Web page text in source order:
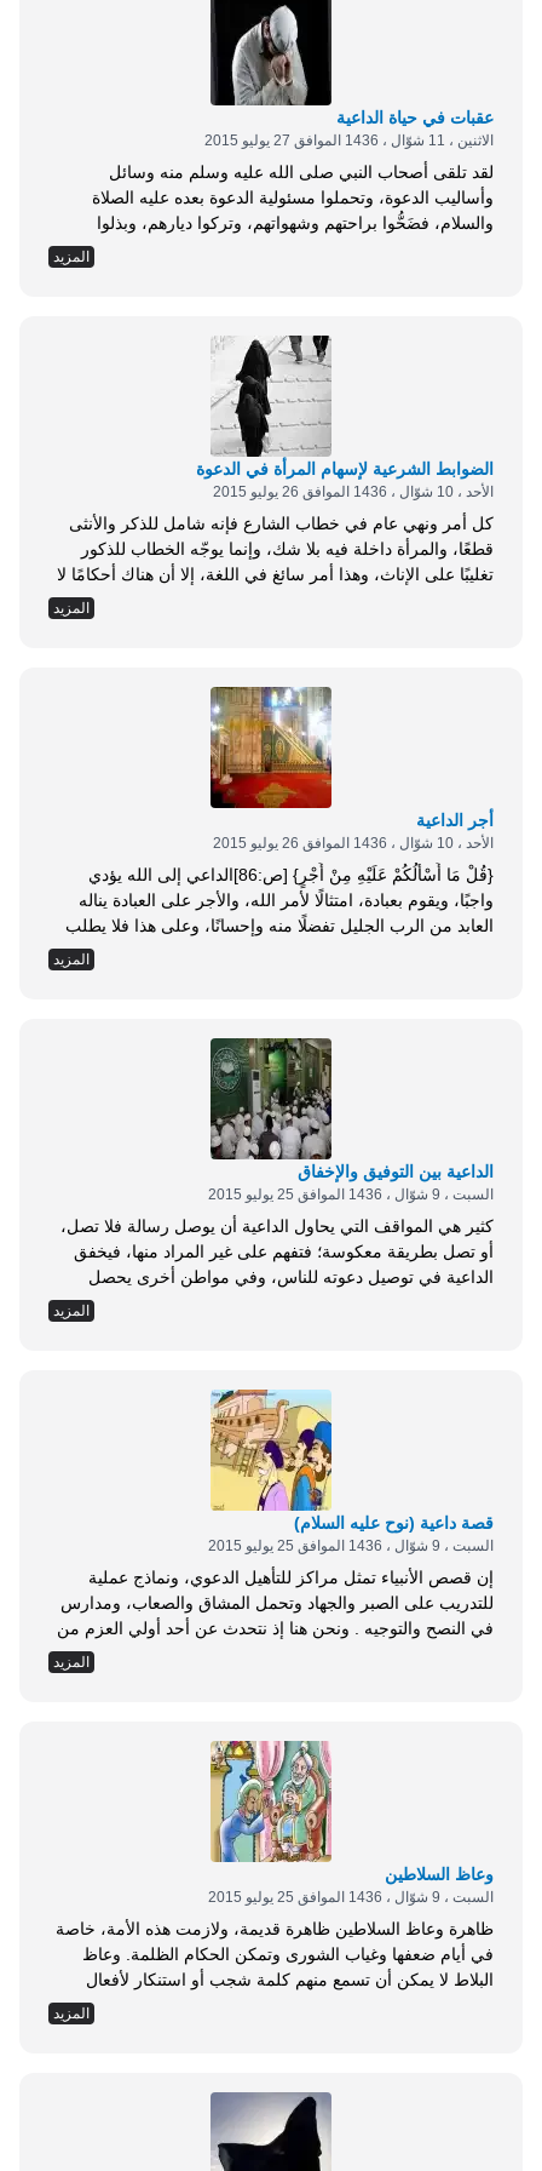
عقبات في حياة الداعية
الاثنين ، 11 شوّال ، 1436 الموافق 27 يوليو 2015
لقد تلقى أصحاب النبي صلى الله عليه وسلم منه وسائل
وأساليب الدعوة، وتحملوا مسئولية الدعوة بعده عليه الصلاة
والسلام، فضَحُّوا براحتهم وشهواتهم، وتركوا ديارهم، وبذلوا
أنفسهم وأموالهم وأوقاتهم لنشر الدين في العالم، فساروا دعاة
إلى الله عز وجل، يحملون (لا إله إلا الله) لتدخل كل بيت في
المزيد
الضوابط الشرعية لإسهام المرأة في الدعوة
الأحد ، 10 شوّال ، 1436 الموافق 26 يوليو 2015
كل أمر ونهي عام في خطاب الشارع فإنه شامل للذكر والأنثى
قطعًا، والمرأة داخلة فيه بلا شك، وإنما يوجّه الخطاب للذكور
تغليبًا على الإناث، وهذا أمر سائغ في اللغة، إلا أن هناك أحكامًا لا
خلاف في اختصاصها بالرجال . وقال العلامة ابن باز رحمه الله
تعالى في رده على سؤال: عن المرأة والدعوة إلى الله، ماذا
المزيد
أجر الداعية
الأحد ، 10 شوّال ، 1436 الموافق 26 يوليو 2015
{قُلْ مَا أَسْأَلُكُمْ عَلَيْهِ مِنْ أَجْرٍ} [ص:86]الداعي إلى الله يؤدي
واجبًا، ويقوم بعبادة، امتثالًا لأمر الله، والأجر على العبادة يناله
العابد من الرب الجليل تفضلًا منه وإحسانًا، وعلى هذا فلا يطلب
الداعي من أحد من الخلق أجرًا على دعوته، ولا مالًا ولا ثناءً ولا
جاهًا، ولا أي عوض من الأعواض المادية أو المعنوية، قال تعالى
المزيد
الداعية بين التوفيق والإخفاق
السبت ، 9 شوّال ، 1436 الموافق 25 يوليو 2015
كثير هي المواقف التي يحاول الداعية أن يوصل رسالة فلا تصل،
أو تصل بطريقة معكوسة؛ فتفهم على غير المراد منها، فيخفق
الداعية في توصيل دعوته للناس، وفي مواطن أخرى يحصل
التوفيق الكبير من الله تعالى، فما كان يظن الداعية أن رسالته
ستبلغ ما بلغت، وأنها ستثمر كل هذا الخير. عن أبي هاشم الرماني
المزيد
قصة داعية (نوح عليه السلام)
السبت ، 9 شوّال ، 1436 الموافق 25 يوليو 2015
إن قصص الأنبياء تمثل مراكز للتأهيل الدعوي، ونماذج عملية
للتدريب على الصبر والجهاد وتحمل المشاق والصعاب، ومدارس
في النصح والتوجيه . ونحن هنا إذ نتحدث عن أحد أولي العزم من
الرسل، أرسله الله إلى قومه ليدعوهم إلى الإيمان وإخلاص
العبادة لله وحده، وترك الشرك والآلهة المصطنعة، وأن يطيعوا
المزيد
وعاظ السلاطين
السبت ، 9 شوّال ، 1436 الموافق 25 يوليو 2015
ظاهرة وعاظ السلاطين ظاهرة قديمة، ولازمت هذه الأمة، خاصة
في أيام ضعفها وغياب الشورى وتمكن الحكام الظلمة. وعاظ
البلاط لا يمكن أن تسمع منهم كلمة شجب أو استنكار لأفعال
الحكام، وهذا وحده يكفي دليلًا على أنهم ليسوا فقهاء وعلماء
حقيقيون للدين وأهله، وإنما هم مجرد وعاظ سلاطين، وهم ليسوا
المزيد